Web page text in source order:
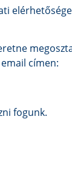
címen:
fogunk.